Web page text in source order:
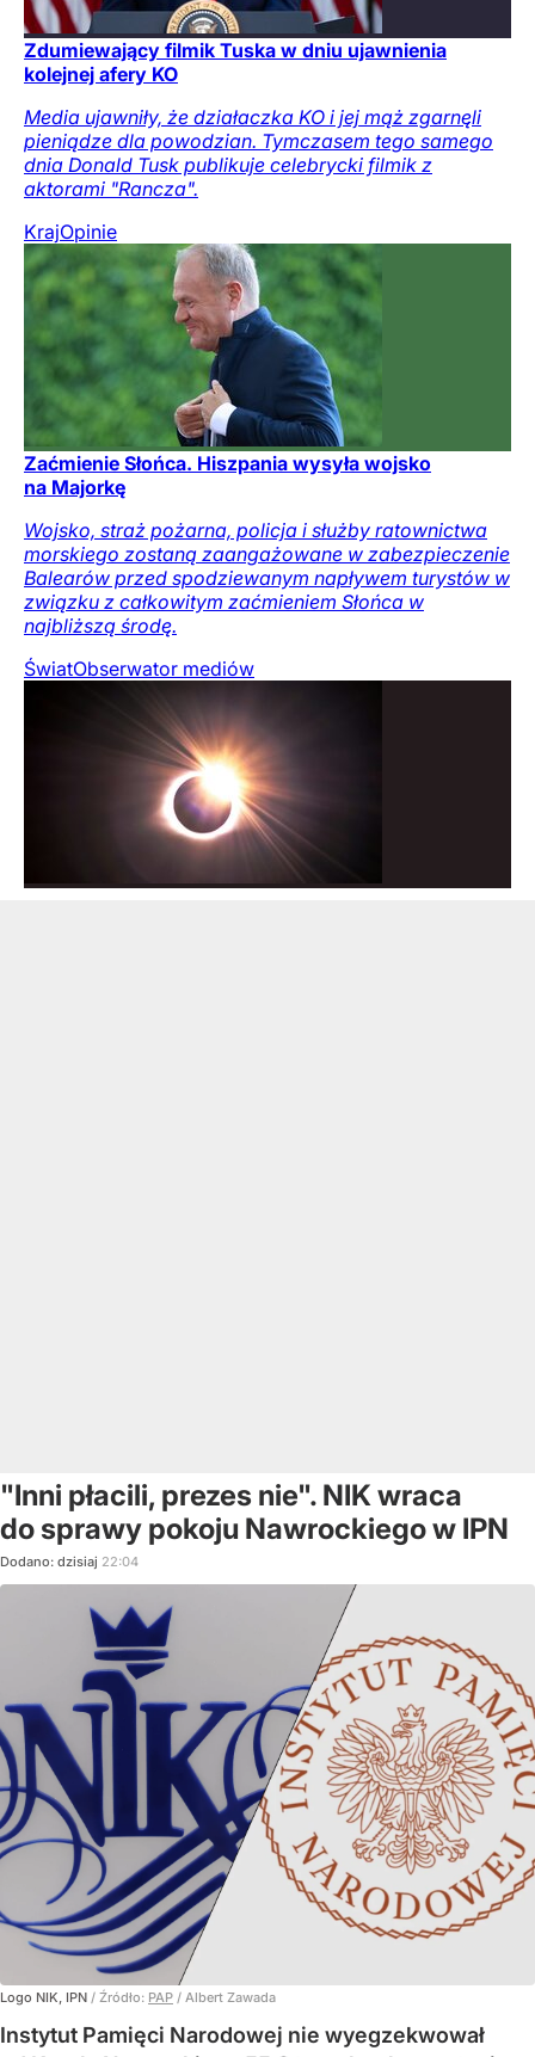
Zdumiewający filmik Tuska w dniu ujawnienia
kolejnej afery KO
Media ujawniły, że działaczka KO i jej mąż zgarnęli
pieniądze dla powodzian. Tymczasem tego samego
dnia Donald Tusk publikuje celebrycki filmik z
aktorami "Rancza".
KrajOpinie
Zaćmienie Słońca. Hiszpania wysyła wojsko
na Majorkę
Wojsko, straż pożarna, policja i służby ratownictwa
morskiego zostaną zaangażowane w zabezpieczenie
Balearów przed spodziewanym napływem turystów w
związku z całkowitym zaćmieniem Słońca w
najbliższą środę.
ŚwiatObserwator mediów
"Inni płacili, prezes nie". NIK wraca
do sprawy pokoju Nawrockiego w IPN
Dodano: dzisiaj 22:04
Logo NIK, IPN / Źródło: PAP / Albert Zawada
Instytut Pamięci Narodowej nie wyegzekwował